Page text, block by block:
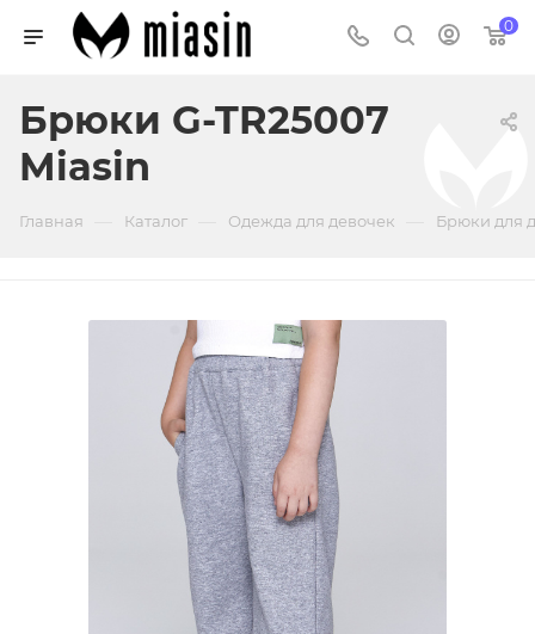
0
Брюки G-TR25007
Miasin
Главная Каталог Одежда для девочек Брюки для